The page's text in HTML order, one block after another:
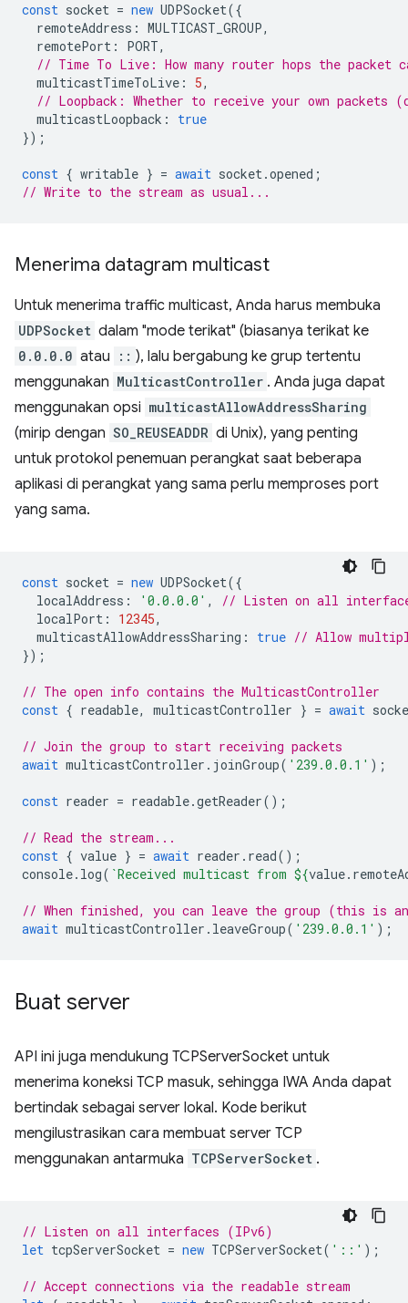
const socket = new UDPSocket({
remoteAddress : MULTICAST_GROUP,
remotePort : PORT,
// Time To Live: How many router hops the
multicastTimeToLive : 5,
// Loopback: Whether to receive your own
multicastLoopback :
true
});
const { writable } = await socket.opened ;
// Write to the stream as usual...
Menerima datagram multicast
Untuk menerima traffic multicast, Anda harus membuka
UDPSocket dalam "mode terikat" (biasanya terikat ke
0.0.0.0 atau :: ), lalu bergabung ke grup tertentu
menggunakan MulticastController . Anda juga dapat
menggunakan opsi multicastAllowAddressSharing
(mirip dengan SO_REUSEADDR di Unix), yang penting
untuk protokol penemuan perangkat saat beberapa
aplikasi di perangkat yang sama perlu memproses port
yang sama.
const socket = new UDPSocket({
localAddress : '0.0.0.0' ,
// Listen on all
localPort : 12345,
multicastAllowAddressSharing : true // Allow
});
// The open info contains the MulticastController
const { readable, multicastController } = await
// Join the group to start receiving packets
await multicastController . joinGroup( '239.0.0.1' );
const reader = readable.getReader();
// Read the stream...
const { value } = await reader . read();
console. log( `Received multicast from ${value.
// When finished, you can leave the group (this is
await multicastController . leaveGroup( '239.0.0.1' );
Buat server
API ini juga mendukung TCPServerSocket untuk
menerima koneksi TCP masuk, sehingga IWA Anda dapat
bertindak sebagai server lokal. Kode berikut
mengilustrasikan cara membuat server TCP
menggunakan antarmuka TCPServerSocket .
// Listen on all interfaces (IPv6)
let tcpServerSocket = new TCPServerSocket( '::' );
// Accept connections via the readable stream